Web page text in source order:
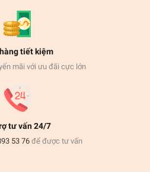
tiết kiệm
mãi với ưu đãi cực lớn
tư vấn 24/7
53 76 để được tư vấn